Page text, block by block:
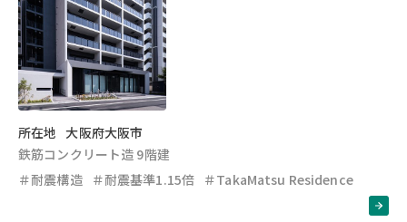
所在地 大阪府大阪市
鉄筋コンクリート造 9階建
＃耐震構造
＃耐震基準1.15倍 ＃TakaMatsu Residence